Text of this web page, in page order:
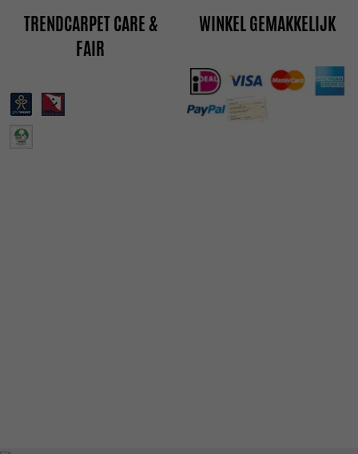
TRENDCARPET CARE &
FAIR
WINKEL GEMAKKELIJK